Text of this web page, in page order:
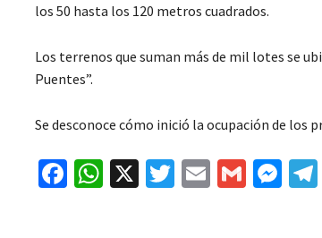
los 50 hasta los 120 metros cuadrados.
Los terrenos que suman más de mil lotes se
Puentes”.
Se desconoce cómo inició la ocupación de los
Fa W X
T
E
G
M